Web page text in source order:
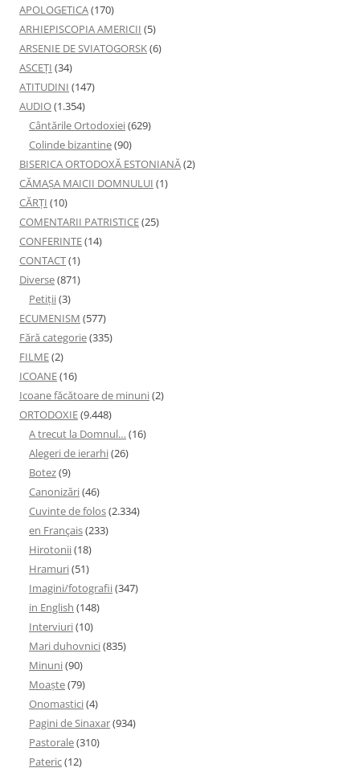
APOLOGETICA(170)
ARHIEPISCOPIA AMERICII (5)
ARSENIE DE SVIATOGORSK(6)
ASCEȚI (34)
ATITUDINI (147)
AUDIO(1.354)
Cântările Ortodoxiei(629)
Colinde bizantine(90)
BISERICA ORTODOXĂ ESTONIANĂ(2)
CĂMAȘA MAICII DOMNULUI (1)
CĂRȚI (10)
COMENTARII PATRISTICE(25)
CONFERINTE(14)
CONTACT(1)
Diverse(871)
Petiţii(3)
ECUMENISM (577)
Fără categorie(335)
FILME(2)
ICOANE(16)
Icoane făcătoare de minuni(2)
ORTODOXIE(9.448)
A trecut la Domnul… (16)
Alegeri de ierarhi(26)
Botez(9)
Canonizări(46)
Cuvinte de folos(2.334)
en Français(233)
Hirotonii(18)
Hramuri(51)
Imagini/fotografii(347)
in English (148)
Interviuri(10)
Mari duhovnici(835)
Minuni(90)
Moaşte(79)
Onomastici(4)
Pagini de Sinaxar(934)
Pastorale(310)
Pateric(12)